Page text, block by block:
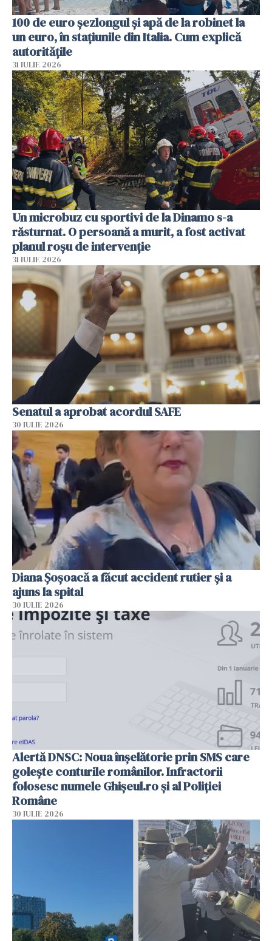
100 de euro șezlongul și apă de la robinet la
un euro, în stațiunile din Italia. Cum explică
autoritățile
31 IULIE 2026
Un microbuz cu sportivi de la Dinamo s-a
răsturnat. O persoană a murit, a fost activat
planul roșu de intervenție
31 IULIE 2026
Senatul a aprobat acordul SAFE
30 IULIE 2026
Diana Șoșoacă a făcut accident rutier și a
ajuns la spital
30 IULIE 2026
Alertă DNSC: Noua înșelătorie prin SMS care
golește conturile românilor. Infractorii
folosesc numele Ghișeul.ro și al Poliției
Române
30 IULIE 2026